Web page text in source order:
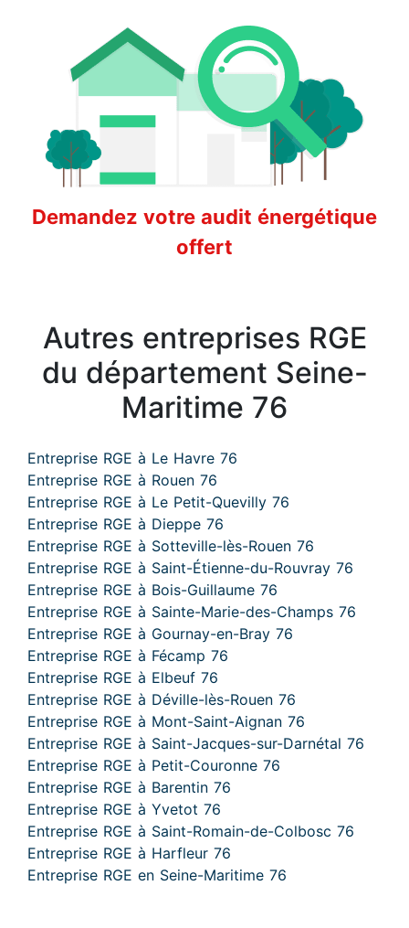
Demandez votre audit énergétique
offert
Autres entreprises RGE
du département Seine-
Maritime 76
Entreprise RGE à Le Havre 76
Entreprise RGE à Rouen 76
Entreprise RGE à Le Petit-Quevilly 76
Entreprise RGE à Dieppe 76
Entreprise RGE à Sotteville-lès-Rouen 76
Entreprise RGE à Saint-Étienne-du-Rouvray 76
Entreprise RGE à Bois-Guillaume 76
Entreprise RGE à Sainte-Marie-des-Champs 76
Entreprise RGE à Gournay-en-Bray 76
Entreprise RGE à Fécamp 76
Entreprise RGE à Elbeuf 76
Entreprise RGE à Déville-lès-Rouen 76
Entreprise RGE à Mont-Saint-Aignan 76
Entreprise RGE à Saint-Jacques-sur-Darnétal 76
Entreprise RGE à Petit-Couronne 76
Entreprise RGE à Barentin 76
Entreprise RGE à Yvetot 76
Entreprise RGE à Saint-Romain-de-Colbosc 76
Entreprise RGE à Harfleur 76
Entreprise RGE en Seine-Maritime 76